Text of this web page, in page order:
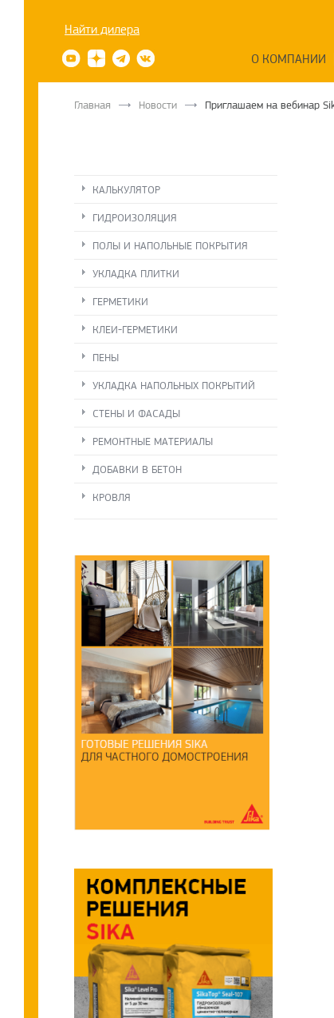
Найти дилера
О КОМПАНИИ
Главная Новости Приглашаем на вебинар
КАЛЬКУЛЯТОР
ГИДРОИЗОЛЯЦИЯ
ПОЛЫ И НАПОЛЬНЫЕ ПОКРЫТИЯ
УКЛАДКА ПЛИТКИ
ГЕРМЕТИКИ
КЛЕИ-ГЕРМЕТИКИ
ПЕНЫ
УКЛАДКА НАПОЛЬНЫХ ПОКРЫТИЙ
СТЕНЫ И ФАСАДЫ
РЕМОНТНЫЕ МАТЕРИАЛЫ
ДОБАВКИ В БЕТОН
КРОВЛЯ